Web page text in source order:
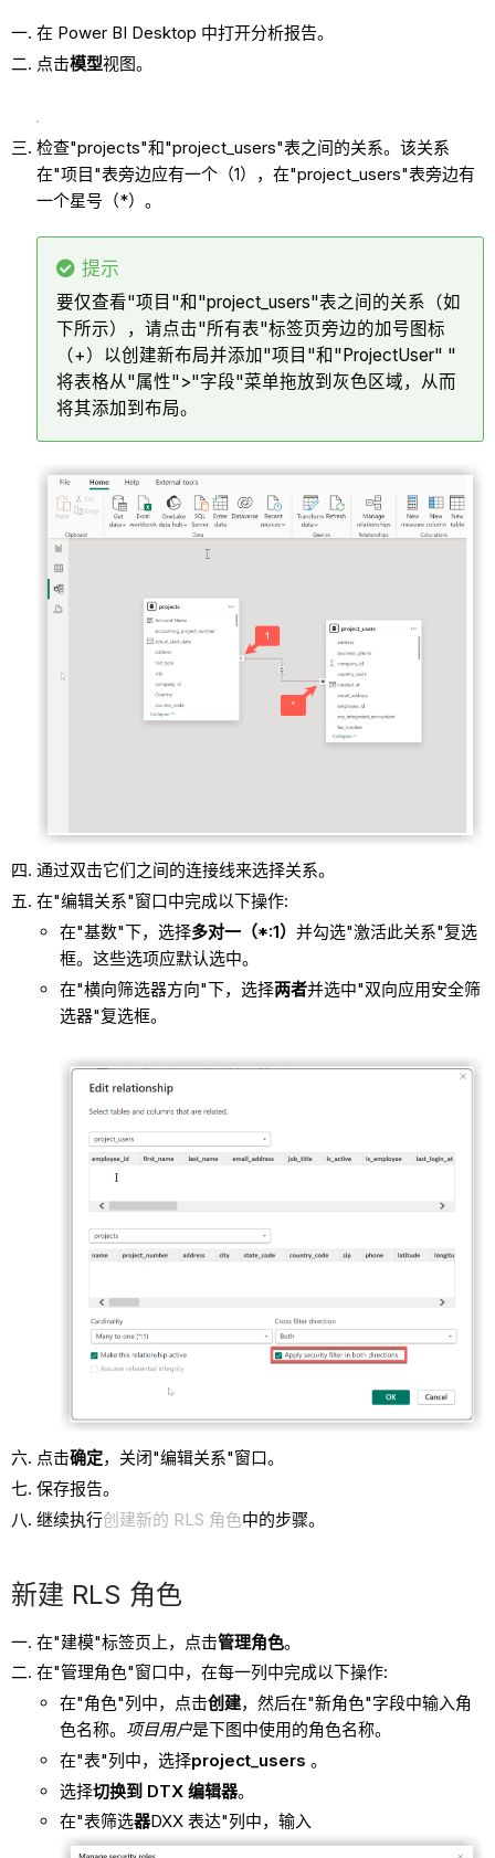
在 Power BI Desktop 中打开分析报告。
点击模型视图。
检查"projects"和"project_users"表之间的关系。该关系
在"项目"表旁边应有一个（1），在"project_users"表旁边有
一个星号（*）。
提示
要仅查看"项目"和"project_users"表之间的关系（如
下所示），请点击"所有表"标签页旁边的加号图标
（+）以创建新布局并添加"项目"和"ProjectUser" "
将表格从"属性">"字段"菜单拖放到灰色区域，从而
将其添加到布局。
通过双击它们之间的连接线来选择关系。
在"编辑关系"窗口中完成以下操作:
在"基数"下，选择多对一（*:1） 并勾选"激活此关系"复选
框。这些选项应默认选中。
在"横向筛选器方向"下，选择两者并选中"双向应用安全筛
选器"复选框。
点击确定，关闭"编辑关系"窗口。
保存报告。
继续执行创建新的 RLS 角色中的步骤。
新建 RLS 角色
在"建模"标签页上，点击管理角色。
在"管理角色"窗口中，在每一列中完成以下操作:
在"角色"列中，点击创建，然后在"新角色"字段中输入角
色名称。 项目用户是下图中使用的角色名称。
在"表"列中，选择project_users 。
选择切换到 DTX 编辑器。
在"表筛选器DXX 表达"列中，输入